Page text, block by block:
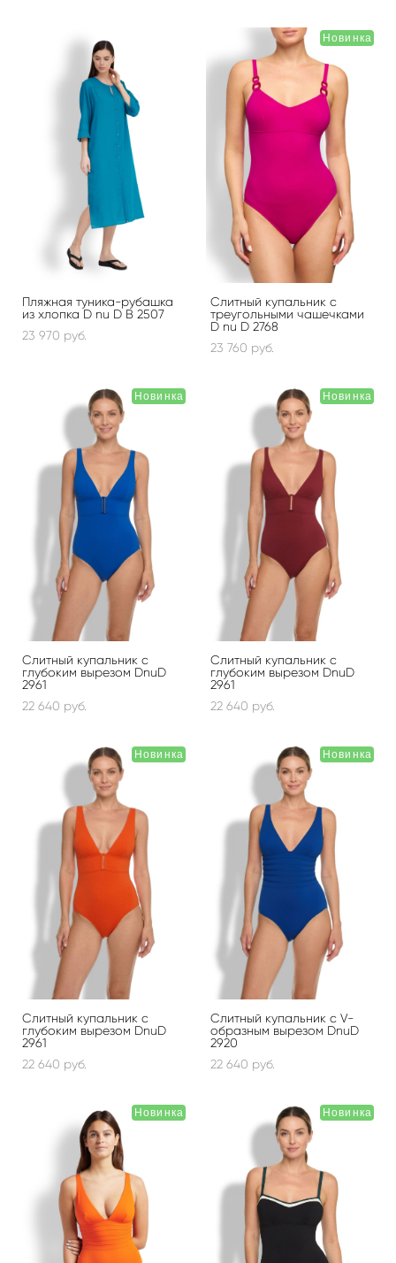
Пляжная туника-рубашка
из хлопка D nu D B 2507
23 970 pуб.
Новинка
Слитный купальник с
треугольными чашечками
D nu D 2768
23 760 pуб.
Новинка
Слитный купальник с
глубоким вырезом DnuD
2961
22 640 pуб.
Новинка
Слитный купальник с
глубоким вырезом DnuD
2961
22 640 pуб.
Новинка
Слитный купальник с
глубоким вырезом DnuD
2961
22 640 pуб.
Новинка
Слитный купальник с V-
образным вырезом DnuD
2920
22 640 pуб.
Новинка Новинка